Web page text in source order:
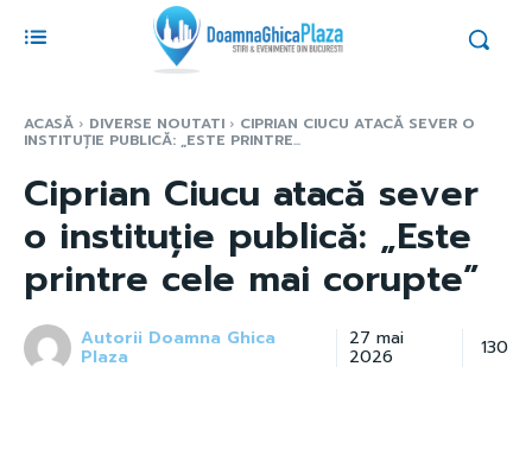
ACASĂ DIVERSE NOUTATI CIPRIAN CIUCU ATACĂ SEVER O
INSTITUȚIE PUBLICĂ: „ESTE PRINTRE...
Ciprian Ciucu atacă sever
o instituție publică: „Este
printre cele mai corupte”
Autorii Doamna Ghica
Plaza
27 mai
2026 130